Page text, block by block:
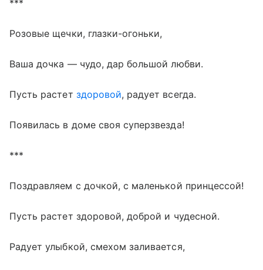
***
Розовые щечки, глазки-огоньки,
Ваша дочка — чудо, дар большой любви.
Пусть растет здоровой, радует всегда.
Появилась в доме своя суперзвезда!
***
Поздравляем с дочкой, с маленькой принцессой!
Пусть растет здоровой, доброй и чудесной.
Радует улыбкой, смехом заливается,